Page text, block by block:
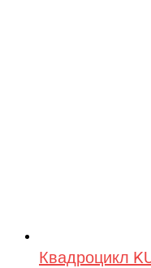
Квадроцикл